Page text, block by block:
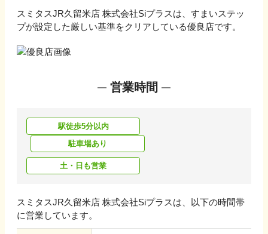
スミタスJR久留米店 株式会社Siプラスは、すまいステッ
プが設定した厳しい基準をクリアしている優良店です。
営業時間
駅徒歩5分以内
駐車場あり
土・日も営業
スミタスJR久留米店 株式会社Siプラスは、以下の時間帯
に営業しています。